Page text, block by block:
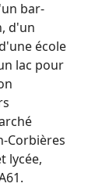
bar-
d'un
école
lac pour
Corbières
lycée,